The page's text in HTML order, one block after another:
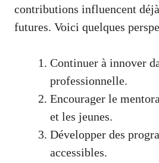
contributions influencent
futures. Voici quelques
Continuer à innover
professionnelle.
Encourager le
et les jeunes.
Développer des
accessibles.